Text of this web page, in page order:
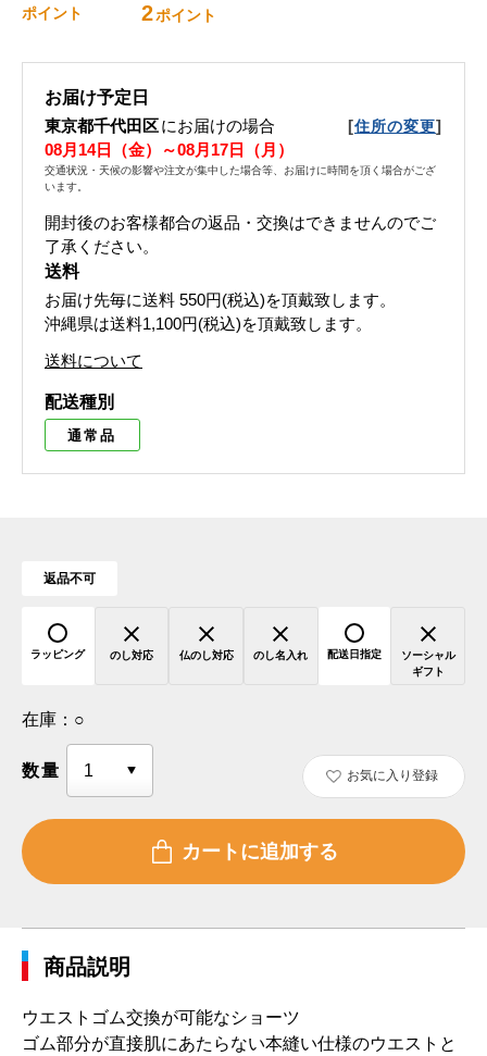
ポイント 2ポイント
お届け予定日
東京都千代田区にお届けの場合 [住所の変更]
08月14日（金）～08月17日（月）
交通状況・天候の影響や注文が集中した場合等、お届けに時間を頂く場合がござ
います。
開封後のお客様都合の返品・交換はできませんのでご
了承ください。
送料
お届け先毎に送料 550円(税込)を頂戴致します。
沖縄県は送料1,100円(税込)を頂戴致します。
送料について
配送種別
通常品
返品不可
ラッピング のし対応 仏のし対応 のし名入れ 配送日指定
ソーシャル
ギフト
在庫： ○
数量 お気に入り登録
商品説明
ウエストゴム交換が可能なショーツ
ゴム部分が直接肌にあたらない本縫い仕様のウエストと